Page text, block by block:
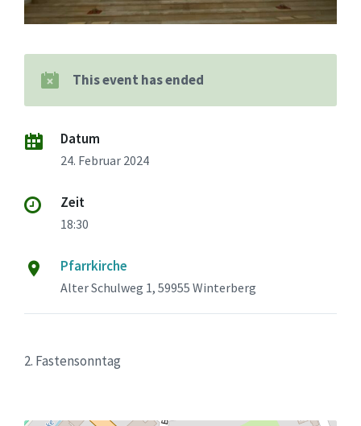
This event has ended
Datum
24. Februar 2024
Zeit
18:30
Pfarrkirche
Alter Schulweg 1, 59955 Winterberg
2. Fastensonntag